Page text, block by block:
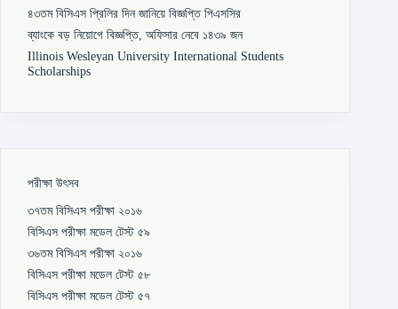
৪৩তম বিসিএস প্রিলির দিন জানিয়ে বিজ্ঞপ্তি পিএসসির
ব্যাংকে বড় নিয়োগে বিজ্ঞপ্তি, অফিসার নেবে ১৪৩৯ জন
Illinois Wesleyan University International Students
Scholarships
পরীক্ষা উৎসব
৩৭তম বিসিএস পরীক্ষা ২০১৬
বিসিএস পরীক্ষা মডেল টেস্ট ৫৯
৩৬তম বিসিএস পরীক্ষা ২০১৬
বিসিএস পরীক্ষা মডেল টেস্ট ৫৮
বিসিএস পরীক্ষা মডেল টেস্ট ৫৭